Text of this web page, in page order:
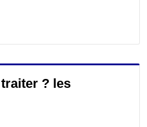
? les